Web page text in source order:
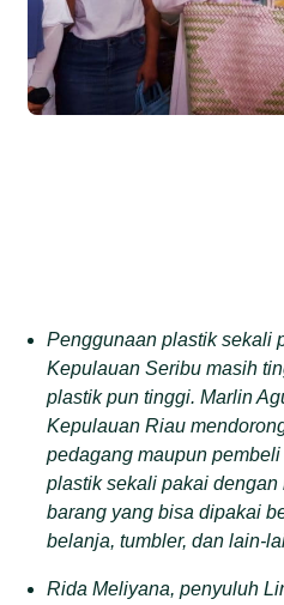
Penggunaan plastik sekali
Kepulauan Seribu masih
plastik pun tinggi. Marlin
Kepulauan Riau
pedagang maupun
plastik sekali pakai
barang yang bisa dipakai
belanja, tumbler, dan lain-
Rida Meliyana, penyuluh